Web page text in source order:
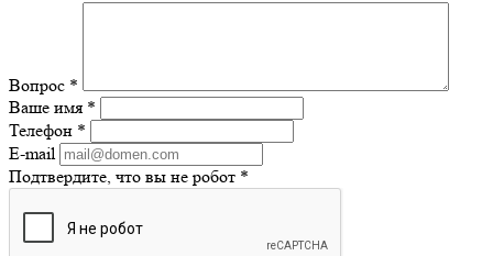
Вопрос *
Ваше имя *
Телефон *
E-mail
Подтвердите, что вы не робот *